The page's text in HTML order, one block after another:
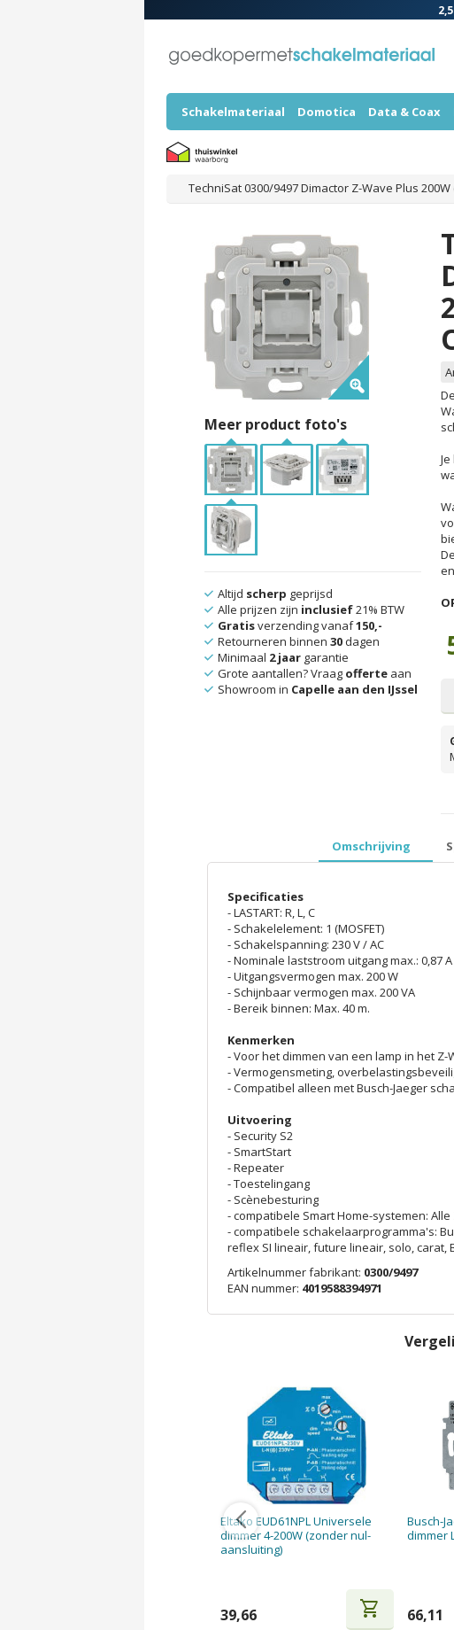
Schakelmateriaal Domotica Data & Coax
TechniSat 0300/9497 Dimactor Z-Wave Plus 200W
Meer product foto's
Altijd scherp geprijsd
Alle prijzen zijn inclusief21% BTW
Gratisverzending vanaf150,-
Retourneren binnen30dagen
Minimaal 2 jaar garantie
Grote aantallen? Vraag offerte aan
Showroom in Capelle aan den IJssel
Omschrijving
Specificaties
- LASTART: R, L, C
- Schakelelement: 1 (MOSFET)
- Schakelspanning: 230 V / AC
- Nominale laststroom uitgang max.: 0,87 A
- Uitgangsvermogen max. 200 W
- Schijnbaar vermogen max. 200 VA
- Bereik binnen: Max. 40 m.
Kenmerken
- Voor het dimmen van een lamp in het Z-
- Vermogensmeting,
- Compatibel alleen met Busch-Jaeger
Uitvoering
- Security S2
- SmartStart
- Repeater
- Toestelingang
- Scènebesturing
- compatibele Smart Home-systemen:
- compatibele schakelaarprogramma's:
reflex SI lineair, future lineair, solo, carat,
Artikelnummer fabrikant: 0300/9497
EAN nummer: 4019588394971
Eltako EUD61NPL Universele
dimmer 4-200W (zonder nul-
aansluiting)
39,66 shopping_cart
Busch-
dimmer
66,11